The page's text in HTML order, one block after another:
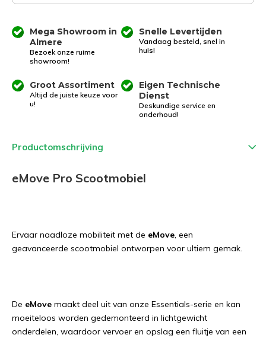
Mega Showroom in
Almere
Bezoek onze ruime
showroom!
Snelle Levertijden
Vandaag besteld, snel in
huis!
Groot Assortiment
Altijd de juiste keuze voor
u!
Eigen Technische
Dienst
Deskundige service en
onderhoud!
Productomschrijving
eMove Pro Scootmobiel
Ervaar naadloze mobiliteit met de eMove, een
geavanceerde scootmobiel ontworpen voor ultiem gemak.
De eMove maakt deel uit van onze Essentials-serie en kan
moeiteloos worden gedemonteerd in lichtgewicht
onderdelen, waardoor vervoer en opslag een fluitje van een